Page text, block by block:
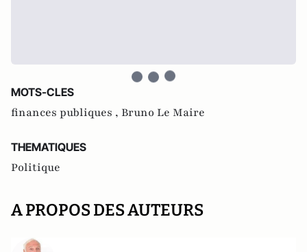
MOTS-CLES
finances publiques , Bruno Le Maire
THEMATIQUES
Politique
A PROPOS DES AUTEURS